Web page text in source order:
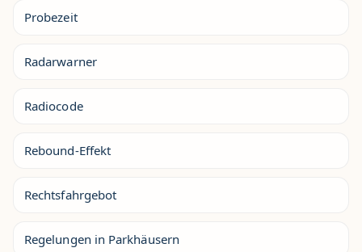
Probezeit
Radarwarner
Radiocode
Rebound-Effekt
Rechtsfahrgebot
Regelungen in Parkhäusern